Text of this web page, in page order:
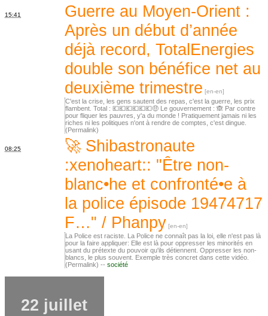
15:41
Guerre au Moyen-Orient :
Après un début d’année
déjà record, TotalEnergies
double son bénéfice net au
deuxième trimestre
C'est la crise, les gens sautent des repas, c'est la guerre, les prix
flambent. Total : 💶💶💶💶💶💶🤑 Le gouvernement : 🙈 Par contre
pour fliquer les pauvres, y'a du monde ! Pratiquement jamais ni les
riches ni les politiques n'ont à rendre de comptes, c'est dingue.
(Permalink)
08:25
🚀 Shibastronaute
:xenoheart:: "Être non-
blanc•he et confronté•e à
la police épisode 19474717
F…" / Phanpy
La Police est raciste. La Police ne connaît pas la loi, elle n'est pas là
pour la faire appliquer: Elle est là pour oppresser les minorités en
usant du prétexte du pouvoir qu'ils détiennent. Oppresser les non-
blancs, le plus souvent. Exemple très concret dans cette vidéo.
(Permalink) -- société
22 juillet